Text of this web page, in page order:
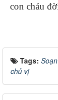
con cháu
Tags:
chủ vị